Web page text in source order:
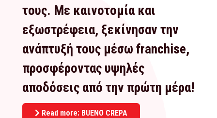
τους. Με καινοτομία και
εξωστρέφεια, ξεκίνησαν την
ανάπτυξή τους μέσω franchise,
προσφέροντας υψηλές
αποδόσεις από την πρώτη μέρα!
Read more: BUENO CREPA